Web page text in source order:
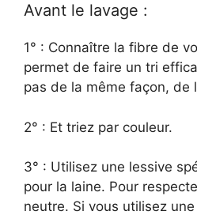
Avant le lavage :
1° : Connaître la fibre de
permet de faire un tri
pas de la même façon, de
2° : Et triez par couleur.
3° : Utilisez une lessive
pour la laine. Pour
neutre. Si vous utilisez